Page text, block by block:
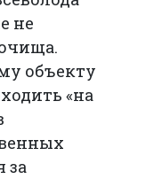
не
объекту
«на
за